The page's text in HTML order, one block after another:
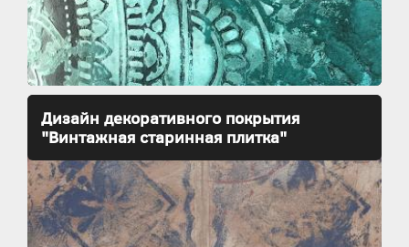
Дизайн декоративного покрытия
"Винтажная старинная плитка"